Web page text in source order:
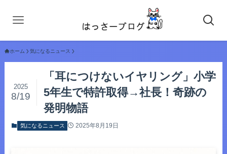
ホーム 気になるニュース
「耳につけないイヤリング」小学
5年生で特許取得→社長！奇跡の
発明物語
2025
8/19
気になるニュース 2025年8月19日